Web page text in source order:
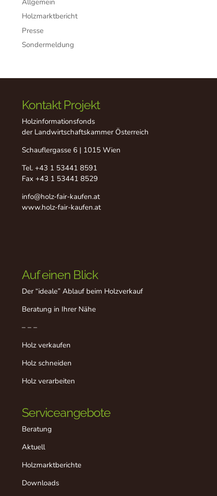
Holzmarktbericht
Presse
Sondermeldung
Kontakt Projekt
Holzinformationsfonds
der Landwirtschaftskammer Österreich
Schauflergasse 6 | 1015 Wien
Tel. +43 1 53441 8591
Fax +43 1 53441 8529
info@holz-fair-kaufen.at
www.holz-fair-kaufen.at
Auf einen Blick
Der “ideale” Ablauf beim Holzverkauf
Beratung in Ihrer Nähe
– – –
Holz verkaufen
Holz schneiden
Holz verarbeiten
Serviceangebote
Beratung
Aktuell
Holzmarktberichte
Downloads